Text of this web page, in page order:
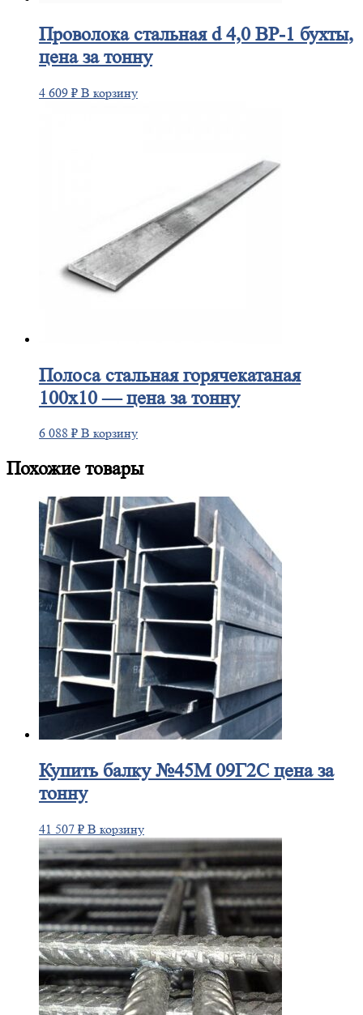
Проволокастальная d 4,0 ВР-1 бухты,
цена за тонну
4 609 ₽ В корзину
Полосастальная горячекатаная
100х10 — цена за тонну
6 088 ₽ В корзину
Похожие товары
Купитьбалку №45М 09Г2С цена за
тонну
41 507 ₽ В корзину